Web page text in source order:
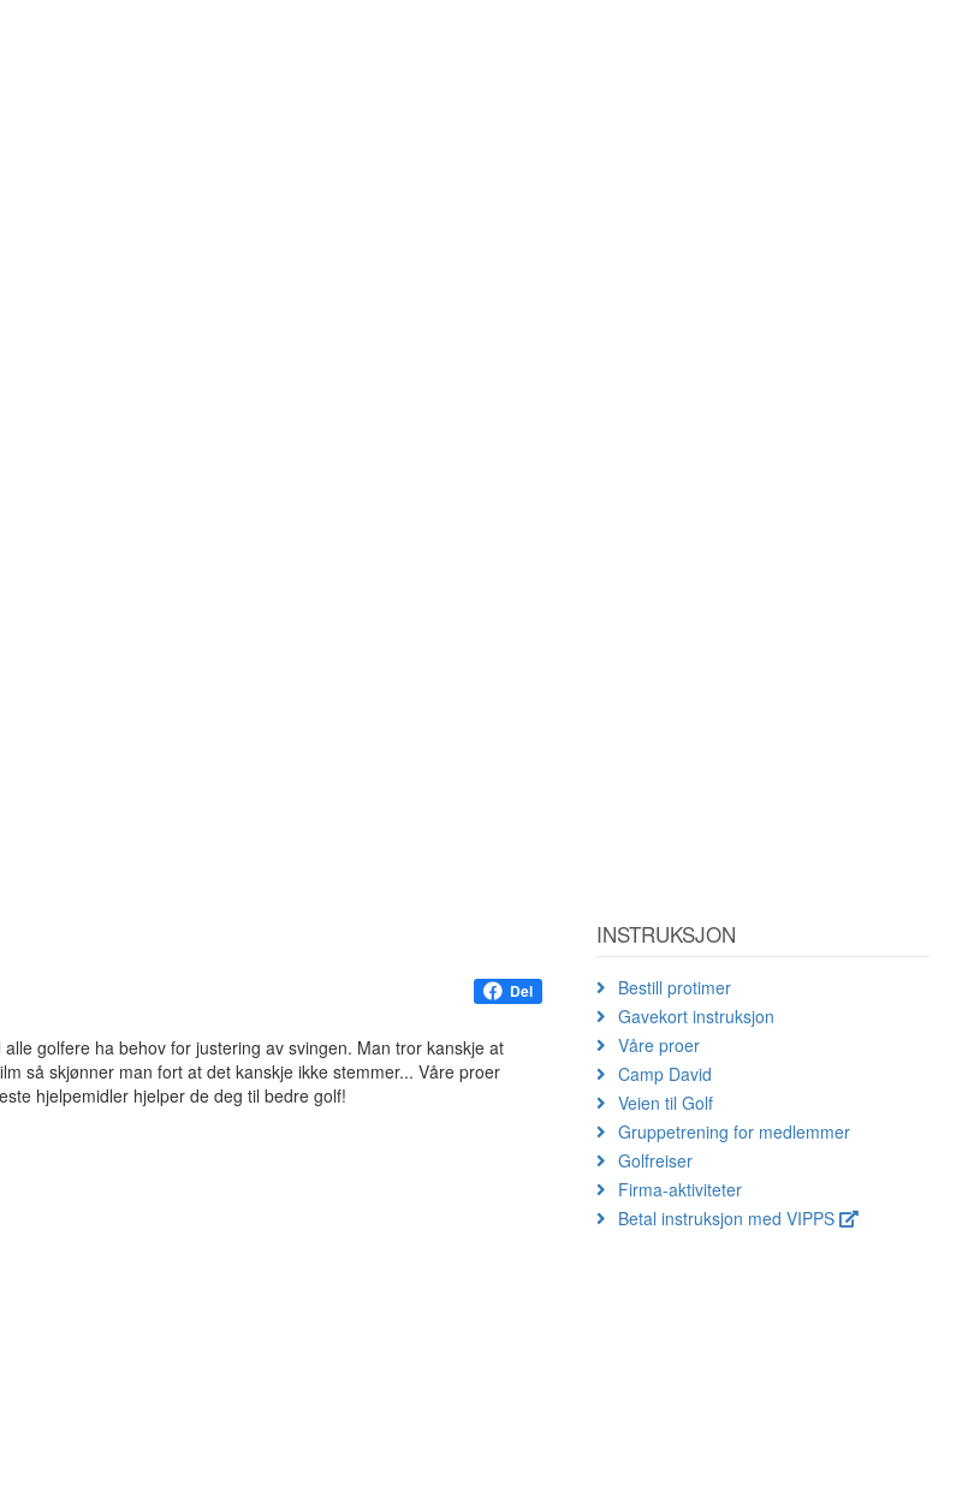
Del
golfere ha behov for justering av svingen. Man tror kanskje at
så skjønner man fort at det kanskje ikke stemmer... Våre proer
hjelpemidler hjelper de deg til bedre golf!
INSTRUKSJON
Bestill protimer
Gavekort instruksjon
Våre proer
Camp David
Veien til Golf
Gruppetrening for medlemmer
Golfreiser
Firma-aktiviteter
Betal instruksjon med VIPPS